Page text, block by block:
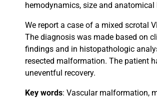
hemodynamics, size and anatomical
We report a case of a mixed scrotal
The diagnosis was made based on
findings and in histopathologic
resected malformation. The patient
uneventful recovery.
Key words: Vascular malformation,